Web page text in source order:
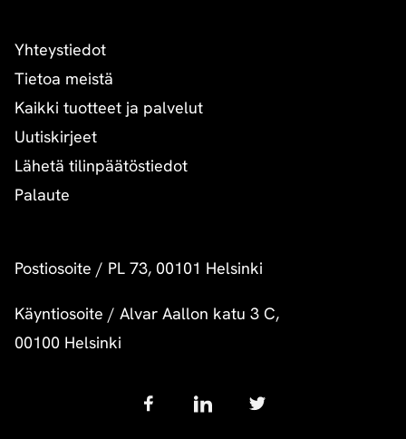
Yhteystiedot
Tietoa meistä
Kaikki tuotteet ja palvelut
Uutiskirjeet
Lähetä tilinpäätöstiedot
Palaute
Postiosoite / PL 73, 00101 Helsinki
Käyntiosoite / Alvar Aallon katu 3 C,
00100 Helsinki